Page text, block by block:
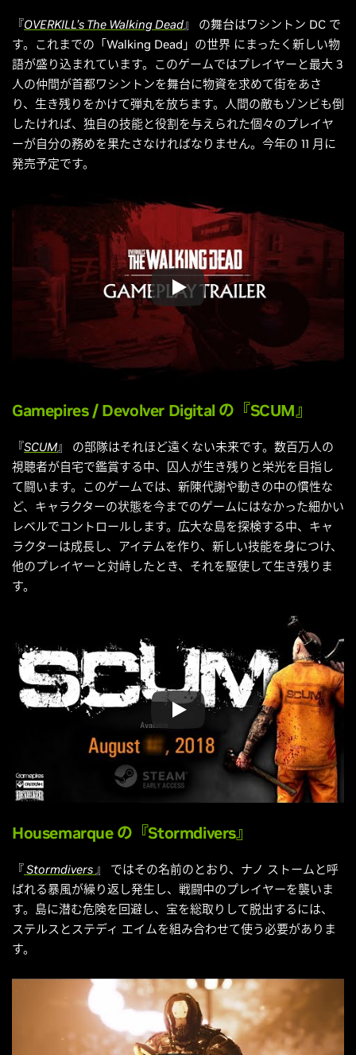
『OVERKILL’s The Walking Dead』 の舞台はワシントン DC で
す。これまでの「Walking Dead」の世界 にまったく新しい物
語が盛り込まれています。このゲームではプレイヤーと最大 3
人の仲間が首都ワシントンを舞台に物資を求めて街をあさ
り、生き残りをかけて弾丸を放ちます。人間の敵もゾンビも倒
したければ、独自の技能と役割を与えられた個々のプレイヤ
ーが自分の務めを果たさなければなりません。今年の 11 月に
発売予定です。
Gamepires/Devolver Digital の『SCUM』
『SCUM』 の部隊はそれほど遠くない未来です。数百万人の
視聴者が自宅で鑑賞する中、囚人が生き残りと栄光を目指し
て闘います。このゲームでは、新陳代謝や動きの中の慣性な
ど、キャラクターの状態を今までのゲームにはなかった細かい
レベルでコントロールします。広大な島を探検する中、キャ
ラクターは成長し、アイテムを作り、新しい技能を身につけ、
他のプレイヤーと対峙したとき、それを駆使して生き残りま
す。
Housemarqueの『Stormdivers』
『Stormdivers』 ではその名前のとおり、ナノ ストームと呼
ばれる暴風が繰り返し発生し、戦闘中のプレイヤーを襲いま
す。島に潜む危険を回避し、宝を総取りして脱出するには、
ステルスとステディ エイムを組み合わせて使う必要がありま
す。